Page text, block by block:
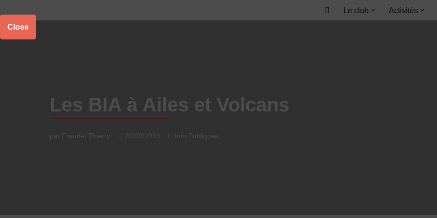
Aller
au
Accueil
Le club Activités
Les BIA à Ailes et Volcans
par Fraudet Thierry 20/09/2019 Info Publiques
Close